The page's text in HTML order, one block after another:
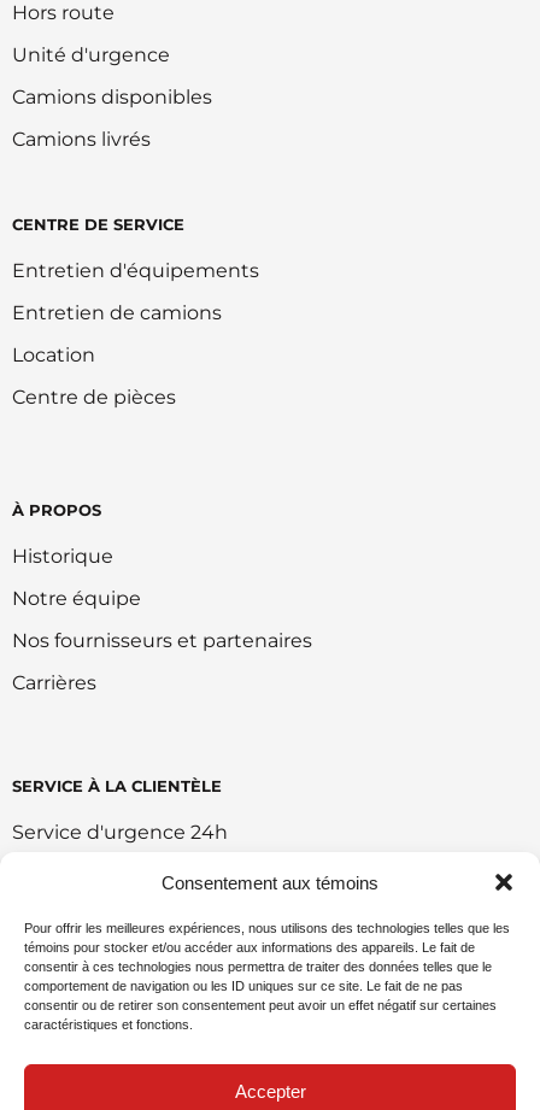
Consentement aux témoins
Pour offrir les meilleures expériences, nous utilisons des technologies telles que les
témoins pour stocker et/ou accéder aux informations des appareils. Le fait de
consentir à ces technologies nous permettra de traiter des données telles que le
comportement de navigation ou les ID uniques sur ce site. Le fait de ne pas
consentir ou de retirer son consentement peut avoir un effet négatif sur certaines
caractéristiques et fonctions.
Accepter
Hors route
Unité d'urgence
Camions disponibles
Camions livrés
CENTRE DE SERVICE
Entretien d'équipements
Entretien de camions
Location
Centre de pièces
À PROPOS
Historique
Notre équipe
Nos fournisseurs et partenaires
Carrières
SERVICE À LA CLIENTÈLE
Service d'urgence 24h
Retour et échange
Conditions d'utilisation du portail
Politique de vente en ligne
Politique environnemental